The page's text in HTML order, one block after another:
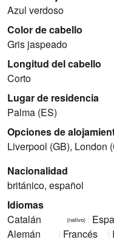
Azul verdoso
Color de cabello
Gris jaspeado
Longitud del cabello
Corto
Lugar de residencia
Palma (ES)
Opciones de
Liverpool (GB), London
Nacionalidad
británico, español
Idiomas
Catalán
(nativo)
Alemán Francés